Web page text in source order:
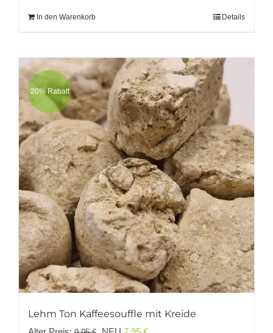
In den Warenkorb Details
20% Rabatt
Lehm Ton Kaffeesouffle mit Kreide
UrsprünglicherAktueller